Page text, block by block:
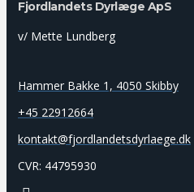
Fjordlandets Dyrlæge ApS
v/ Mette Lundberg
Hammer Bakke 1, 4050 Skibby
+45 22912664
kontakt@fjordlandetsdyrlaege.dk
CVR: 44795930